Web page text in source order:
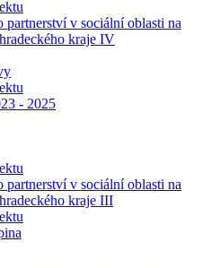
v sociální oblasti na
kraje IV
- 2025
v sociální oblasti na
kraje III